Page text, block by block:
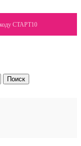
СТАРТ10
Поиск